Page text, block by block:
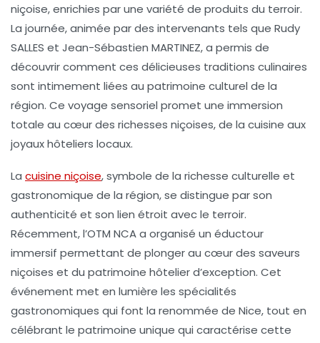
niçoise, enrichies par une variété de produits du terroir.
La journée, animée par des intervenants tels que Rudy
SALLES et Jean-Sébastien MARTINEZ, a permis de
découvrir comment ces délicieuses traditions culinaires
sont intimement liées au patrimoine culturel de la
région. Ce voyage sensoriel promet une immersion
totale au cœur des richesses niçoises, de la cuisine aux
joyaux hôteliers locaux.
La cuisine niçoise, symbole de la richesse culturelle et
gastronomique de la région, se distingue par son
authenticité et son lien étroit avec le terroir.
Récemment, l’OTM NCA a organisé un éductour
immersif permettant de plonger au cœur des saveurs
niçoises et du patrimoine hôtelier d’exception. Cet
événement met en lumière les spécialités
gastronomiques qui font la renommée de Nice, tout en
célébrant le patrimoine unique qui caractérise cette